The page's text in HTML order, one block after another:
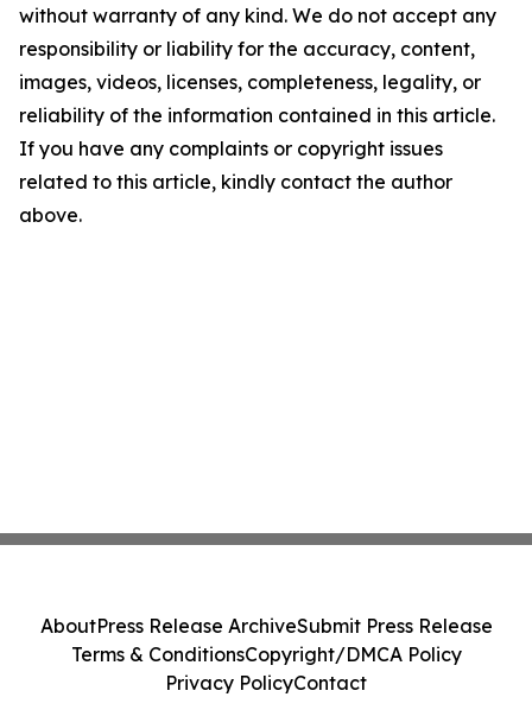
without warranty of any kind. We do not accept any
responsibility or liability for the accuracy, content,
images, videos, licenses, completeness, legality, or
reliability of the information contained in this article.
If you have any complaints or copyright issues
related to this article, kindly contact the author
above.
AboutPress Release ArchiveSubmit Press Release
Terms & ConditionsCopyright/DMCA Policy
Privacy PolicyContact